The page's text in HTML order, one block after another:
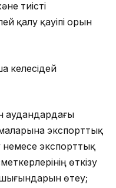
тиісті
қалу қауіпі орын
келесідей
аудандардағы
экспорттық
немесе экспорттық
өткізу
өтеу;